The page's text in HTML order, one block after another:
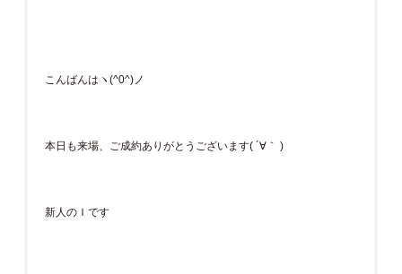
こんばんはヽ(^0^)ノ
本日も来場、ご成約ありがとうございます( ´∀｀ )
新人のＩです